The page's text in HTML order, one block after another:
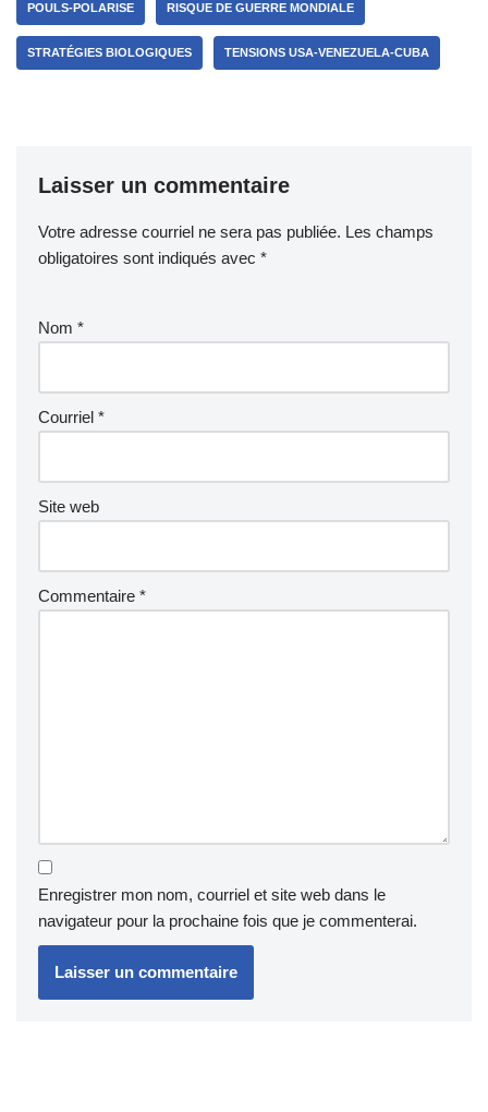
POULS-POLARISE RISQUE DE GUERRE MONDIALE
STRATÉGIES BIOLOGIQUES TENSIONS USA-VENEZUELA-CUBA
Laisser un commentaire
Votre adresse courriel ne sera pas publiée. Les champs
obligatoires sont indiqués avec *
Nom *
Courriel *
Site web
Commentaire *
Enregistrer mon nom, courriel et site web dans le
navigateur pour la prochaine fois que je commenterai.